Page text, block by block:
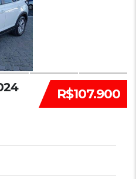
R$107.900